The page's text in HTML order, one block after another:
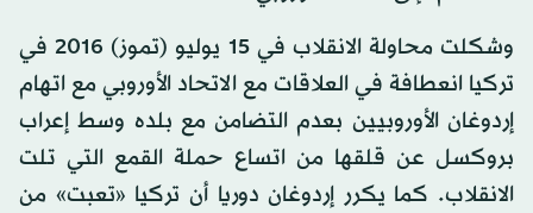
وشكلت محاولة الانقلاب في 15 يوليو (تموز) 2016 في
تركيا انعطافة في العلاقات مع الاتحاد الأوروبي مع اتهام
إردوغان الأوروبيين بعدم التضامن مع بلده وسط إعراب
بروكسل عن قلقها من اتساع حملة القمع التي تلت
الانقلاب. كما يكرر إردوغان دوريا أن تركيا «تعبت» من